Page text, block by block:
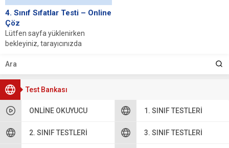
Test Bankası
ONLINE OKUYUCU 1. SINIF TESTLERI
2. SINIF TESTLERI 3. SINIF TESTLERI
4. Sınıf Sıfatlar Testi – Online
Çöz
Lütfen sayfa yüklenirken
bekleyiniz, tarayıcınızda
olduğundan emin olunuz. Eğer
sayfa yüklenmediyse buraya...